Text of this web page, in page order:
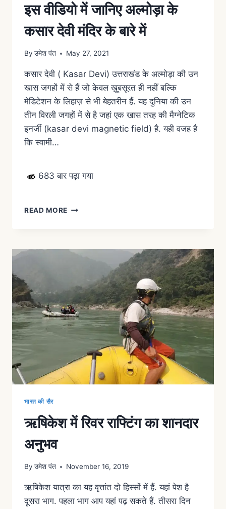
इस वीडियो में जानिए अल्मोड़ा के
कसार देवी मंदिर के बारे में
By उमेश पंत May 27, 2021
कसार देवी ( Kasar Devi) उत्तराखंड के अल्मोड़ा की उन
खास जगहों में से हैं जो केवल ख़ूबसूरत ही नहीं बल्कि
मेडिटेशन के लिहाज़ से भी बेहतरीन हैं. यह दुनिया की उन
तीन विरली जगहों में से है जहां एक खास तरह की मैग्नेटिक
इनर्जी (kasar devi magnetic field) है. यही वजह है
कि स्वामी…
683 बार पढ़ा गया
READ MORE
भारत की सैर
ऋषिकेश में रिवर राफ्टिंग का शानदार
अनुभव
By उमेश पंत November 16, 2019
ऋषिकेश यात्रा का यह वृत्तांत दो हिस्सों में हैं. यहां पेश है
दूसरा भाग. पहला भाग आप यहां पढ़ सकते हैं. तीसरा दिन